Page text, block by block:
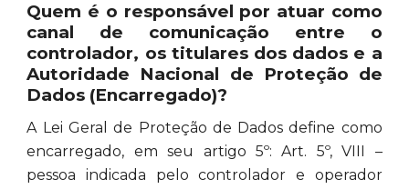
Quem é o responsável por atuar como
canal de comunicação entre o
controlador, os titulares dos dados e a
Autoridade Nacional de Proteção de
Dados (Encarregado)?
A Lei Geral de Proteção de Dados define como
encarregado, em seu artigo 5º: Art. 5º, VIII –
pessoa indicada pelo controlador e operador